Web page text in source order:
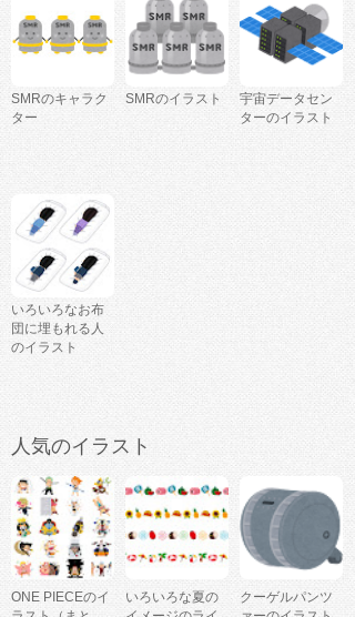
SMRのキャラク
ター
SMRのイラスト
宇宙データセン
ターのイラスト
いろいろなお布
団に埋もれる人
のイラスト
人気のイラスト
ONE PIECEのイ
いろいろな夏の
クーゲルパンツ